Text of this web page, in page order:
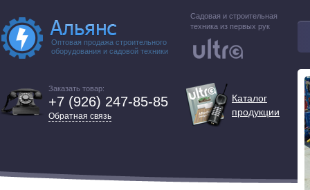
Оптовая продажа строительного
оборудования и садовой техники
Садовая и строительная
техника из первых рук
Заказать товар:
+7 (926) 247-85-85
Обратная связь
Каталог
продукции